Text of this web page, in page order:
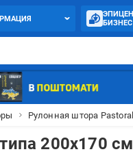
БИЗНЕС
Рулонная штора
200х170 см